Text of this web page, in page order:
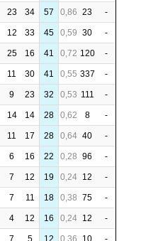
23 34 57 0,86 23 -
12 33 45 0,59 30 -
25 16 41 0,72 120 -
11 30 41 0,55 337 -
9 23 32 0,53 111 -
14 14 28 0,62 8 -
11 17 28 0,64 40 -
6 16 22 0,28 96 -
7 12 19 0,24 12 -
7 11 18 0,38 75 -
4 12 16 0,24 12 -
7 5 12 0,36 10 -